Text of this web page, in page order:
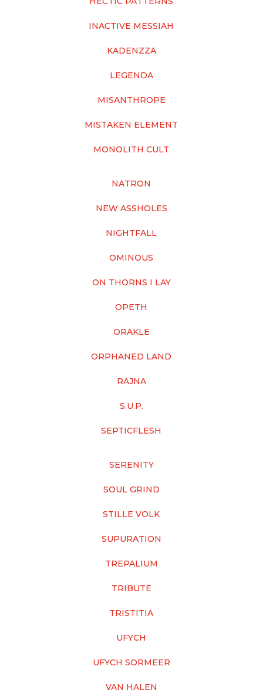
INACTIVE MESSIAH
KADENZZA
LEGENDA
MISANTHROPE
MISTAKEN ELEMENT
MONOLITH CULT
NATRON
NEW ASSHOLES
NIGHTFALL
OMINOUS
ON THORNS I LAY
OPETH
ORAKLE
ORPHANED LAND
RAJNA
S.U.P.
SEPTICFLESH
SERENITY
SOUL GRIND
STILLE VOLK
SUPURATION
TREPALIUM
TRIBUTE
TRISTITIA
UFYCH
UFYCH SORMEER
VAN HALEN